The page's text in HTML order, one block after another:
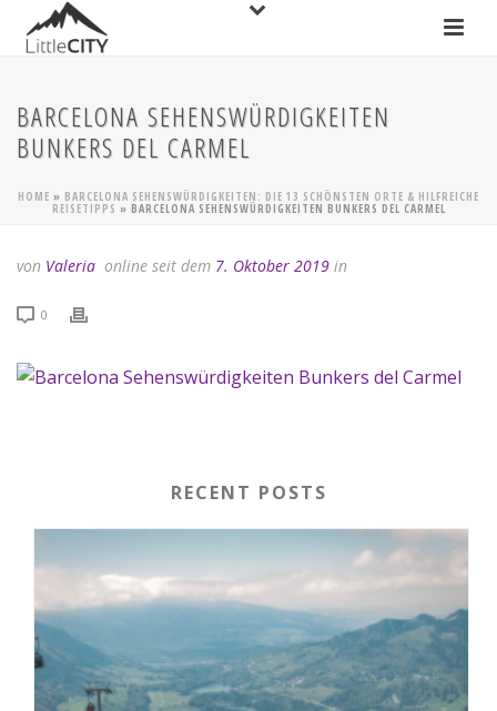
BARCELONA SEHENSWÜRDIGKEITEN
BUNKERS DEL CARMEL
HOME » BARCELONA SEHENSWÜRDIGKEITEN: DIE 13 SCHÖNSTEN ORTE & HILFREICHE
REISETIPPS » BARCELONA SEHENSWÜRDIGKEITEN BUNKERS DEL CARMEL
von Valeria online seit dem 7. Oktober 2019 in
0
RECENT POSTS